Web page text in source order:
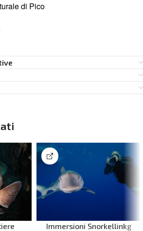
di Pico
Immersioni Snorkellinkg